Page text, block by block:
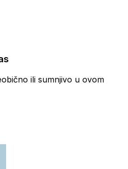
ili sumnjivo u ovom